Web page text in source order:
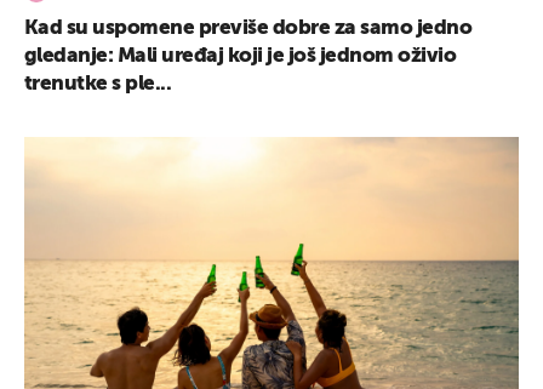
Kad su uspomene previše dobre za samo jedno
gledanje: Mali uređaj koji je još jednom oživio
trenutke s ple...